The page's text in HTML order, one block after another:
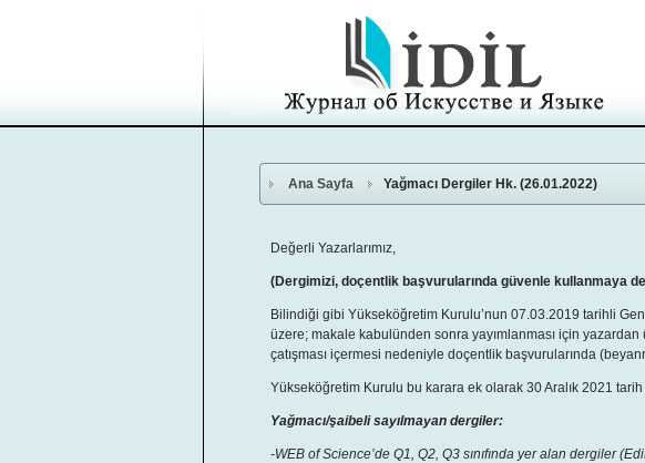
Ana Sayfa Yağmacı Dergiler Hk. (26.01.2022)
Değerli Yazarlarımız,
(Dergimizi, doçentlik başvurularında güvenle kullanmaya
Bilindiği gibi Yükseköğretim Kurulu’nun 07.03.2019 tarihli
üzere; makale kabulünden sonra yayımlanması için
çatışması içermesi nedeniyle doçentlik başvurularında
Yükseköğretim Kurulu bu karara ek olarak 30 Aralık 2021 tarih
Yağmacı/şaibeli sayılmayan dergiler:
-WEB of Science’de Q1, Q2, Q3 sınıfında yer alan dergiler